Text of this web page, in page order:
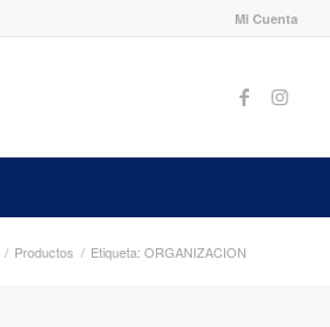
Mi Cuenta
/ Productos / Etiqueta: ORGANIZACION